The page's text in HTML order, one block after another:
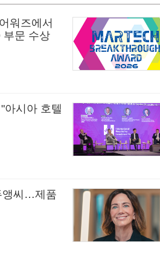
워즈에서
부문 수상
아시아 호텔
앵씨…제품